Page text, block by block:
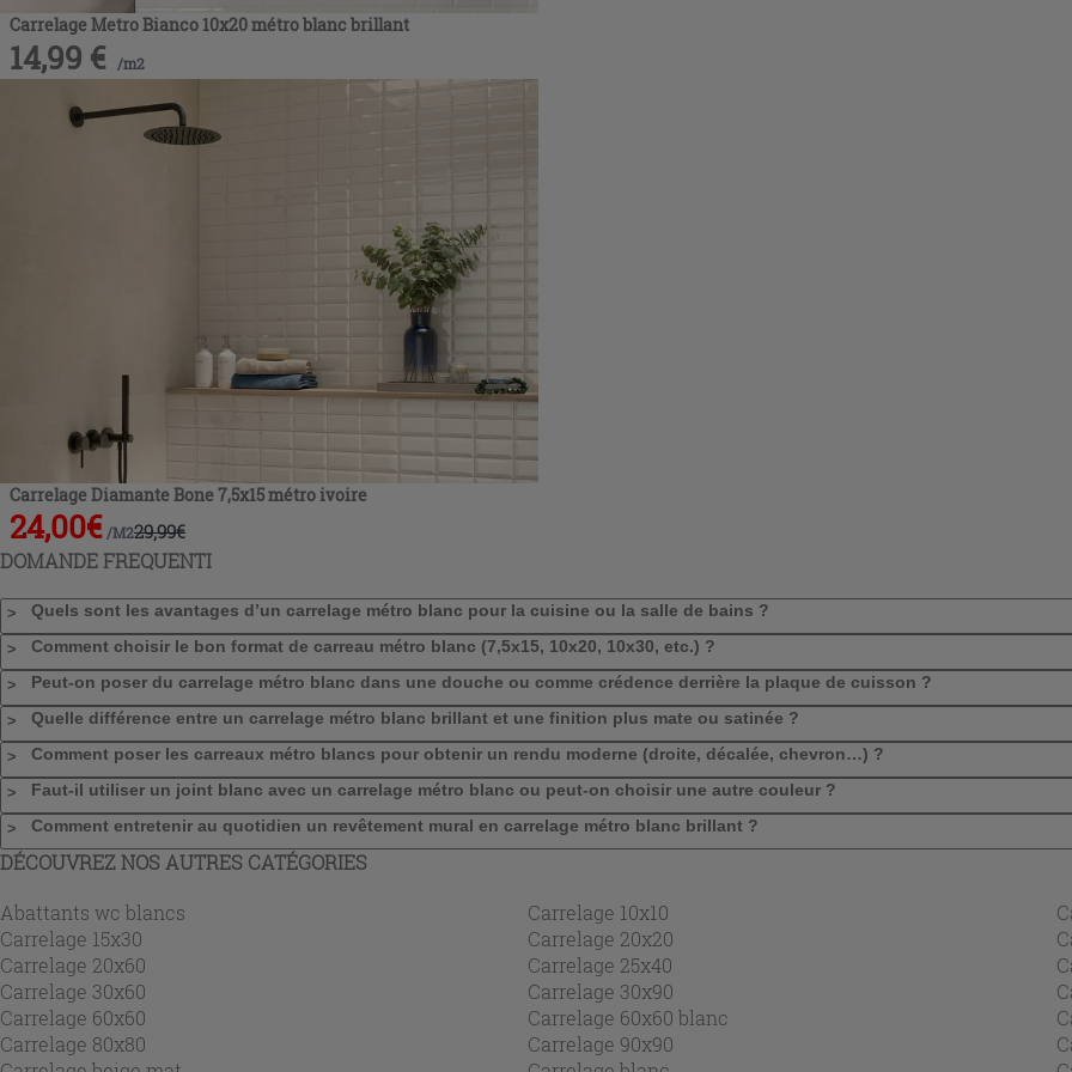
Carrelage Metro Bianco 10x20 métro blanc brillant
14,99 € /m2
Carrelage Diamante Bone 7,5x15 métro ivoire
24,00€ /M229,99€
DOMANDE FREQUENTI
Quels sont les avantages d’un carrelage métro blanc pour la cuisine ou la salle de bains ?
Comment choisir le bon format de carreau métro blanc (7,5x15, 10x20, 10x30, etc.) ?
Peut-on poser du carrelage métro blanc dans une douche ou comme crédence derrière la plaque de cuisson ?
Quelle différence entre un carrelage métro blanc brillant et une finition plus mate ou satinée ?
Comment poser les carreaux métro blancs pour obtenir un rendu moderne (droite, décalée, chevron…) ?
Faut-il utiliser un joint blanc avec un carrelage métro blanc ou peut-on choisir une autre couleur ?
Comment entretenir au quotidien un revêtement mural en carrelage métro blanc brillant ?
DÉCOUVREZ NOS AUTRES CATÉGORIES
Abattants wc blancs
Carrelage 10x10
Carrelage 15x30
Carrelage 20x20
Carrelage 20x60
Carrelage 25x40
Carrelage 30x60
Carrelage 30x90
Carrelage 60x60
Carrelage 60x60 blanc
Carrelage 80x80
Carrelage 90x90